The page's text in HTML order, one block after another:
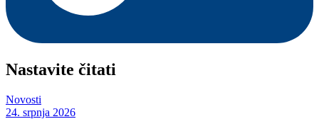
Nastavite čitati
Novosti
24. srpnja 2026